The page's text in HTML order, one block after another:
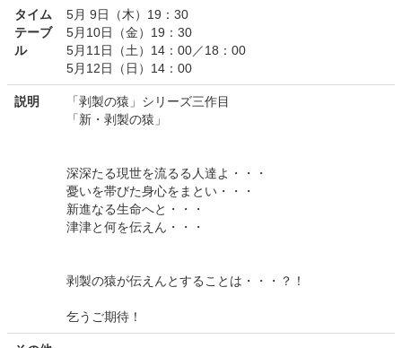
タイム
テーブ
ル
5月 9日（木）19：30
5月10日（金）19：30
5月11日（土）14：00／18：00
5月12日（日）14：00
説明
「剥製の猿」シリーズ三作目
「新・剥製の猿」
深深たる現世を流るる人達よ・・・
憂いを帯びた身心をまとい・・・
新進なる生命へと・・・
津津と何を伝えん・・・
剥製の猿が伝えんとすることは・・・？！
乞うご期待！